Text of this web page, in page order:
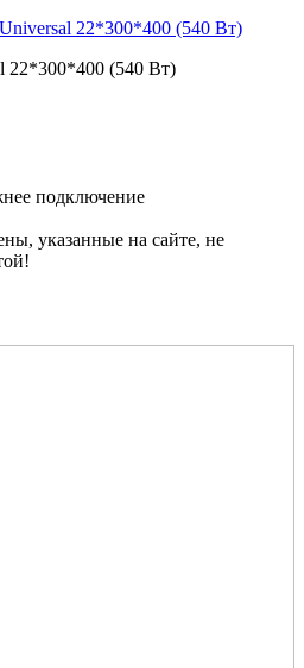
22*300*400 (540 Вт)
подключение
указанные на сайте, не